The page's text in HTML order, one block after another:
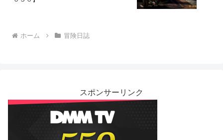
ホーム 冒険日誌
スポンサーリンク